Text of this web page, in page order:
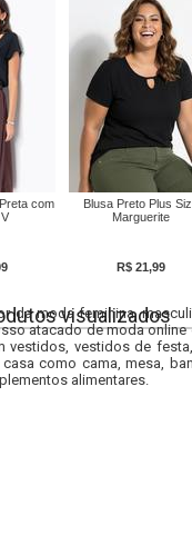
com
Blusa Preto Plus
Marguerite
R$ 21,99
visualizados
da moda feminina,
atacado de moda
vestidos, vestidos de
como cama, mesa,
alimentares.